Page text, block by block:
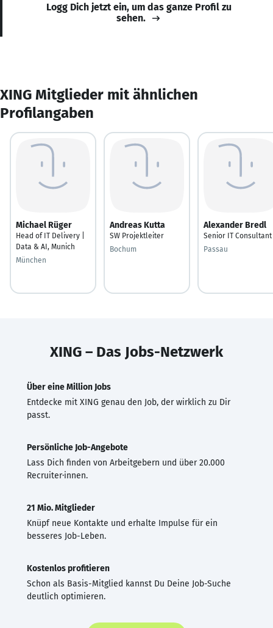
Logg Dich jetzt ein, um das ganze Profil zu
sehen.
XING Mitglieder mit ähnlichen
Profilangaben
Michael Rüger
Head of IT Delivery |
Data & AI, Munich
München
Andreas Kutta
SW Projektleiter
Bochum
Alexander Bredl
Senior IT Consultant
Passau
XING – Das Jobs-Netzwerk
Über eine Million Jobs
Entdecke mit XING genau den Job, der wirklich zu Dir
passt.
Persönliche Job-Angebote
Lass Dich finden von Arbeitgebern und über 20.000
Recruiter·innen.
21 Mio. Mitglieder
Knüpf neue Kontakte und erhalte Impulse für ein
besseres Job-Leben.
Kostenlos profitieren
Schon als Basis-Mitglied kannst Du Deine Job-Suche
deutlich optimieren.